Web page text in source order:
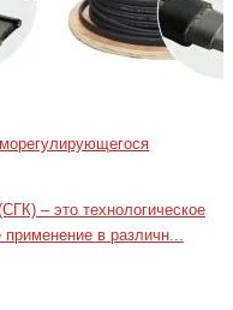
– это технологическое
в различн...